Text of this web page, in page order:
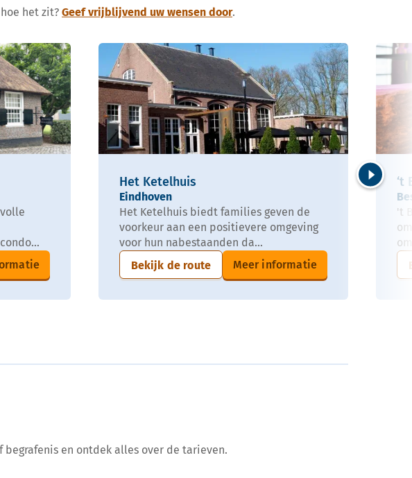
het zit? Geef vrijblijvend uw wensen door.
Het Ketelhuis
Eindhoven
Het Ketelhuis biedt families geven de
voorkeur aan een positievere omgeving
voor hun nabestaanden da...
Bekijk de route
Meer informatie
‘t
't
Volgende
en ontdek alles over de tarieven.